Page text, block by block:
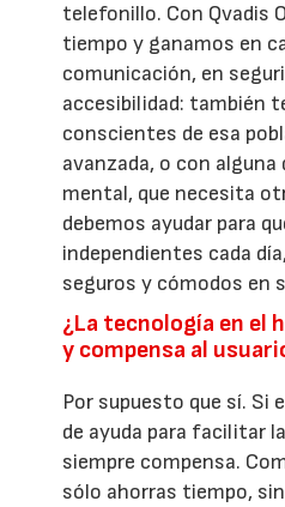
telefonillo. Con Qvadis
tiempo y ganamos en
comunicación, en
accesibilidad: también
conscientes de esa
avanzada, o con
mental, que necesita
debemos ayudar para
independientes cada
seguros y cómodos en
¿La tecnología en el
y compensa al
Por supuesto que sí. Si
de ayuda para facilitar
siempre compensa.
sólo ahorras tiempo,